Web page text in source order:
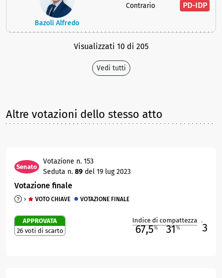
Bazoli Alfredo
Contrario PD-IDP
Visualizzati 10 di 205
Vedi tutti
Altre votazioni dello stesso atto
Senato
Votazione n. 153
Seduta n. 89 del 19 lug 2023
Votazione finale
VOTO CHIAVE VOTAZIONE FINALE
APPROVATA
26 voti di scarto
Indice di compattezza
67,5% 31% 3